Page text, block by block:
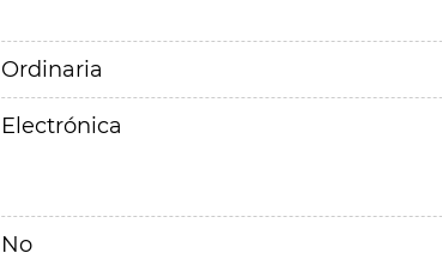
Ordinaria
Electrónica
No